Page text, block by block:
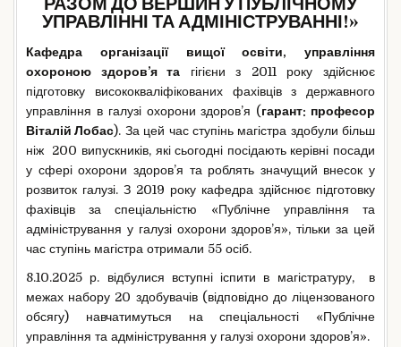
УПРАВЛІННІ ТА АДМІНІСТРУВАННІ!»
Кафедра організації вищої освіти, управління
охороною здоров’я та гігієни з 2011 року здійснює
підготовку висококваліфікованих фахівців з державного
управління в галузі охорони здоров’я (гарант: професор
Віталій Лобас). За цей час ступінь магістра здобули більш
ніж 200 випускників, які сьогодні посідають керівні посади
у сфері охорони здоров’я та роблять значущий внесок у
розвиток галузі. З 2019 року кафедра здійснює підготовку
фахівців за спеціальністю «Публічне управління та
адміністрування у галузі охорони здоров’я», тільки за цей
час ступінь магістра отримали 55 осіб.
8.10.2025 р. відбулися вступні іспити в магістратуру, в
межах набору 20 здобувачів (відповідно до ліцензованого
обсягу) навчатимуться на спеціальності «Публічне
управління та адміністрування у галузі охорони здоров’я».